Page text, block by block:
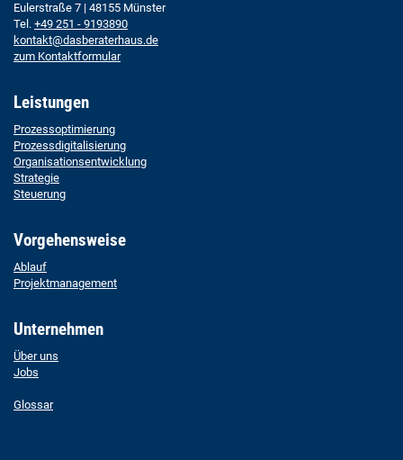
Eulerstraße 7 | 48155 Münster
Tel. +49 251 - 9193890
kontakt@dasberaterhaus.de
zum Kontaktformular
Leistungen
Prozessoptimierung
Prozessdigitalisierung
Organisationsentwicklung
Strategie
Steuerung
Vorgehensweise
Ablauf
Projektmanagement
Unternehmen
Über uns
Jobs
Glossar